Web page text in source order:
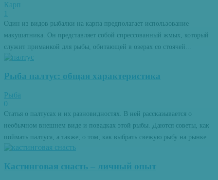
Карп
1
Один из видов рыбалки на карпа предполагает использование
макушатника. Он представляет собой спрессованный жмых, который
служит приманкой для рыбы, обитающей в озерах со стоячей...
Рыба палтус: общая характеристика
Рыба
0
Статья о палтусах и их разновидностях. В ней рассказывается о
необычном внешнем виде и повадках этой рыбы. Даются советы, как
поймать палтуса, а также, о том, как выбрать свежую рыбу на рынке.
Кастинговая снасть – личный опыт